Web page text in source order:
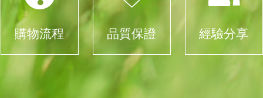
購物流程 品質保證 經驗分享